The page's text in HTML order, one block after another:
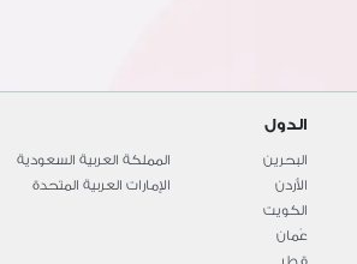
الدول
البحرين
الأردن
الكويت
عُمان
قطر
المملكة العربية السعودية
الإمارات العربية المتحدة